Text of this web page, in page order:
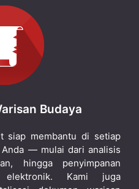
Budaya
siap membantu di setiap
— mulai dari analisis
hingga penyimpanan
Kami juga